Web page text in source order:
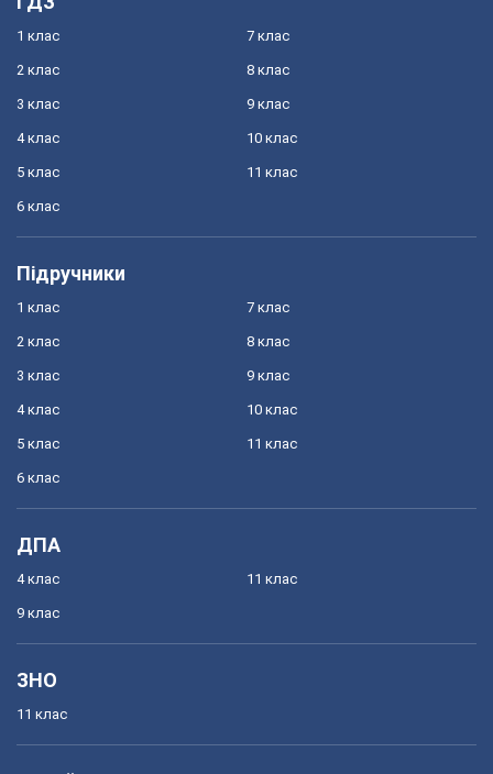
1 клас
2 клас
3 клас
4 клас
5 клас
6 клас
7 клас
8 клас
9 клас
10 клас
11 клас
Підручники
1 клас
2 клас
3 клас
4 клас
5 клас
6 клас
7 клас
8 клас
9 клас
10 клас
11 клас
ДПА
4 клас
9 клас
11 клас
ЗНО
11 клас